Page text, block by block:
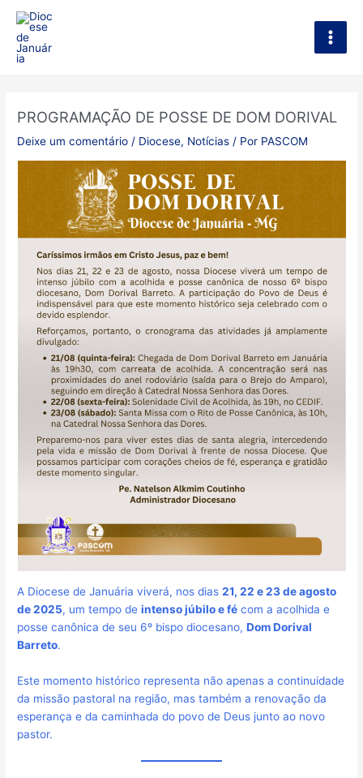
para
conteúdo
PROGRAMAÇÃO DE POSSE DE DOM DORIVAL
Deixe um comentário / Diocese, Notícias / Por PASCOM
A Diocese de Januária viverá, nos dias21, 22 e 23 de agosto
de 2025, um tempo deintenso júbilo e fé com a acolhida e
posse canônica de seu 6º bispo diocesano,Dom Dorival
Barreto.
Este momento histórico representa não apenas a continuidade
da missão pastoral na região, mas também a renovação da
esperança e da caminhada do povo de Deus junto ao novo
pastor.